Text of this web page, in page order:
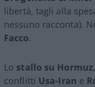
libertà, tagli alla
nessuno racconta).
Facco.
Lo stallo su Hormuz
conflitti Usa-Iran e